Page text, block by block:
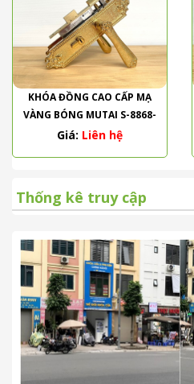
KHÓA ĐỒNG CAO CẤP MẠ
VÀNG BÓNG MUTAI S-8868-
PVD
Giá: Liên hệ
Thống kê truy cập